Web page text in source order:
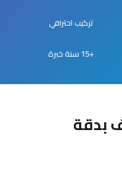
تركيب احترافي
+15 سنة خبرة
بدقة